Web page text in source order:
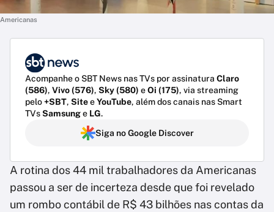
Americanas
Acompanhe o SBT News nas TVs por assinatura Claro
(586), Vivo (576), Sky (580) eOi (175), via streaming
pelo+SBT, SiteeYouTube, além dos canais nas Smart
TVsSamsunge LG.
Siga no Google Discover
A rotina dos 44 mil trabalhadores da Americanas
passou a ser de incerteza desde que foi revelado
um rombo contábil de R$ 43 bilhões nas contas da